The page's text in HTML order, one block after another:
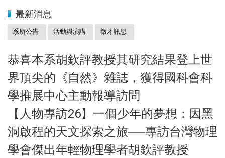
最新消息
系所公告 活動與演講 徵才訊息
恭喜本系胡欽評教授其研究結果登上世
界頂尖的《自然》雜誌，獲得國科會科
學推展中心主動報導訪問
【人物專訪26】一個少年的夢想：因黑
洞啟程的天文探索之旅──專訪台灣物理
學會傑出年輕物理學者胡欽評教授